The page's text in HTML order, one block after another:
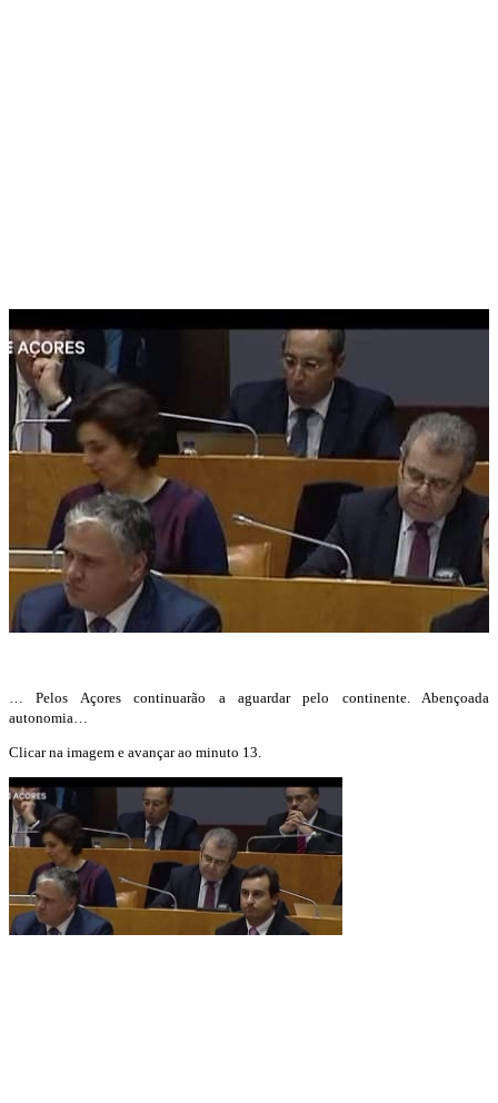
… Pelos Açores continuarão a aguardar pelo continente. Abençoada
autonomia…
Clicar na imagem e avançar ao minuto 13.